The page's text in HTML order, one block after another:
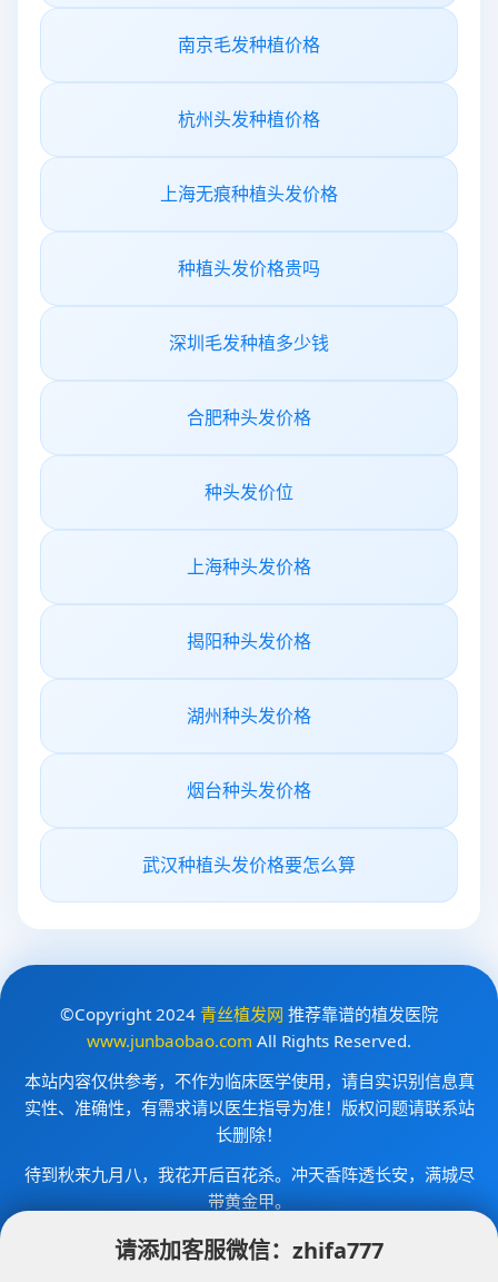
南京毛发种植价格
杭州头发种植价格
上海无痕种植头发价格
种植头发价格贵吗
深圳毛发种植多少钱
合肥种头发价格
种头发价位
上海种头发价格
揭阳种头发价格
湖州种头发价格
烟台种头发价格
武汉种植头发价格要怎么算
©Copyright 2024 青丝植发网 推荐靠谱的植发医院
www.junbaobao.com All Rights Reserved.
本站内容仅供参考，不作为临床医学使用，请自实识别信息真
实性、准确性，有需求请以医生指导为准！版权问题请联系站
长删除！
待到秋来九月八，我花开后百花杀。冲天香阵透长安，满城尽
带黄金甲。
今日访问量 42 昨日访问量 132
请添加客服微信： zhifa777